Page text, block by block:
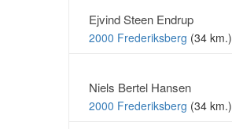
Ejvind Steen Endrup
2000 Frederiksberg (34 km.)
Niels Bertel Hansen
2000 Frederiksberg (34 km.)